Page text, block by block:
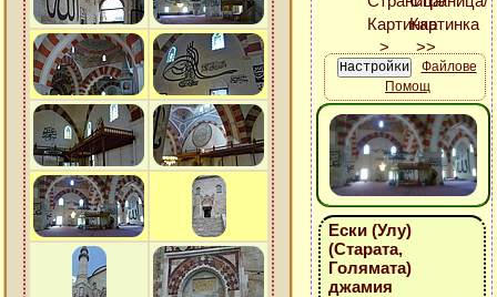
Файлове
Помощ
Ески (Улу)
(Старата,
Голямата)
джамия